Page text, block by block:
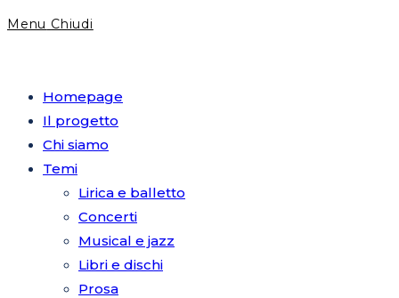
Menu Chiudi
Homepage
Il progetto
Chi siamo
Temi
Lirica e balletto
Concerti
Musical e jazz
Libri e dischi
Prosa